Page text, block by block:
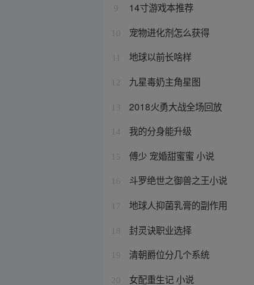
9 14寸游戏本推荐
10 宠物进化剂怎么获得
地球以前长啥样
12 九星毒奶主角星图
13 2018火勇大战全场回放
14 我的分身能升级
15 傅少 宠婚甜蜜蜜 小说
16 斗罗绝世之御兽之王小说
17 地球人抑菌乳膏的副作用
18 封灵诀职业选择
19 清朝爵位分几个系统
20 女配重生记 小说